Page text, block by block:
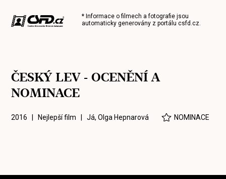
* Informace o filmech a fotografie jsou
automaticky generovány z portálucsfd.cz.
ČESKÝ LEV - OCENĚNÍ A
NOMINACE
2016 | Nejlepší film |Já, Olga Hepnarová NOMINACE